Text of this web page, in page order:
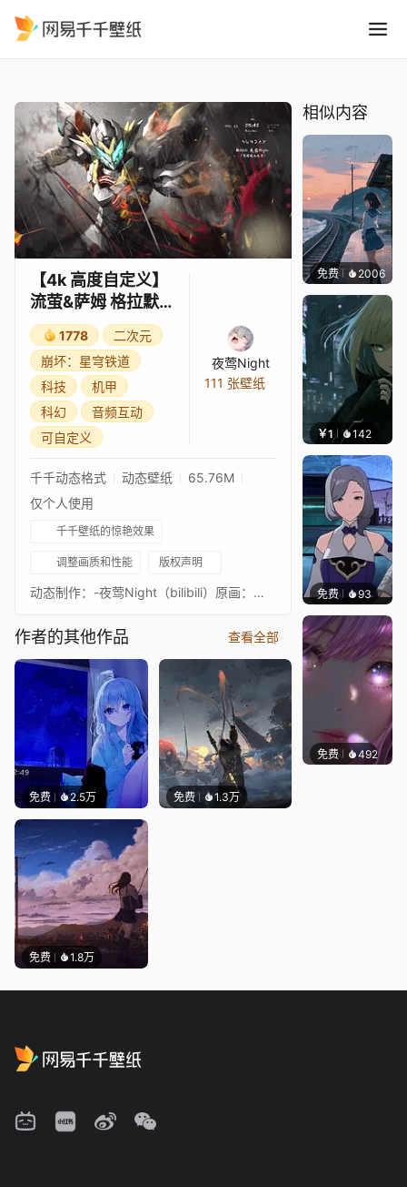
【4k 高度自定义】
流萤&萨姆 格拉默的
余烬——夜莺
Night【崩坏星穹铁
道】
1778
二次元
崩坏：星穹铁道
科技
机甲
科幻
音频互动
可自定义
夜莺Night
111 张壁纸
千千动态格式 动态壁纸
65.76M
仅个人使用
千千壁纸的惊艳效果
调整画质和性能 版权声明
动态制作：-夜莺Night（bilibili）原画：咖喱G鱼（bilibili）如果喜欢还请多多支持一下哦功能简要展示： 萨姆设置：萨姆的动效可以自行开启或取消，萨姆的LED灯光效随音频闪烁 特效设置: 该壁纸的一切特效都为可开关、自定义的选项，包括火焰、火星、雨水、溅射雨滴、灰烬、黑烟、屏幕雨水粒子 组件设置: 时间组件、音频可视化、鼠标尾迹，多种字体选择等等 点击动画设置：两种点击动画：点击动画1：单击萨姆的头部可以控制面罩的打开关闭。点击动画2：双击萨姆的躯体，注意，是双击，会有撕扯的特殊动画。两种点击动画可以在设置界面进行关闭。 点击语音设置：双击萨姆会触发语音，同时有六句语音可供切换，请在对应文本框内正确输入对应语音文字内容，方可正确切换语音，如果双击未触发语音，可以切换成其他壁纸再切换回来以刷新壁纸，请不要双击过快 如果带不动壁纸，占用过高，可以将模式改成视频模式，或者自定义模式人物动效由精细更改至简略或关闭动效，适当关闭一些效果，同时进入wallpaper设置纹理分辨率为高性能，降低帧率。If you like it, please provide more supportBrief display of functions:Sam's settings: Sam's animation can be turned on or off by himself, and Sam's LED lighting effect flashes with audioSpecial effects settings: All special effects of this wallpaper are switchable and customizable options, including flames, sparks, rain, splashing raindrops, ashes, black smoke, and screen rain particlesComponent settings: time component, audio visualization, mouse trail, multiple font options, and moreClick Animation Settings: Two types of click animations: Click Animation 1: Click Sam's head to control the opening and closing of the mask. Click on Animation 2: Double click on Sam's body. Note that if you double click, there will be a special tearing animation. Two types of click animations can be turned off in the settings interface.Click on voice settings: Double clicking on Sam will trigger voice, and there are six voice sentences available for switching. Please enter the corresponding voice text content correctly in the corresponding text box to switch voice correctly. If double clicking does not trigger voice, you can switch to another wallpaper and then switch back to refresh the new wallpaper. Please do not double click too fastIf the wallpaper cannot be moved and occupies too much space, you can change the mode to video mode, or customize the character animation mode from fine to simple or turn off animation effects, and appropriately turn off some effects. At the same time, enter wallpaper to set the texture resolution to high performance and reduce the frame rate.
作者的其他作品 查看全部
免费 2.5万 免费 1.3万
免费 1.8万
相似内容
免费 2006辰东
￥1 142
免费 93｡
免费 492辰东